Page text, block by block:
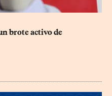
brote activo de